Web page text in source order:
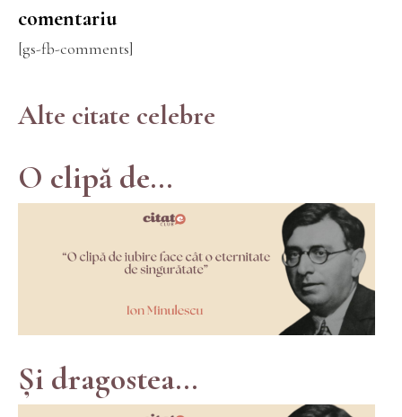
comentariu
[gs-fb-comments]
Alte citate celebre
O clipă de...
Și dragostea...